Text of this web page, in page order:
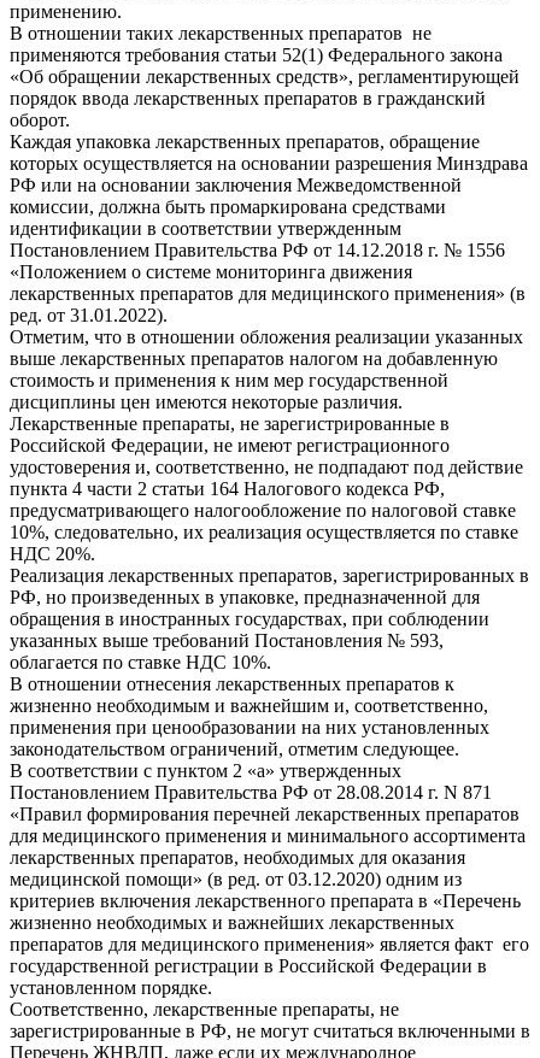
применению.
В отношении таких лекарственных препаратов не
применяются требования статьи 52(1) Федерального закона
«Об обращении лекарственных средств», регламентирующей
порядок ввода лекарственных препаратов в гражданский
оборот.
Каждая упаковка лекарственных препаратов, обращение
которых осуществляется на основании разрешения Минздрава
РФ или на основании заключения Межведомственной
комиссии, должна быть промаркирована средствами
идентификации в соответствии утвержденным
Постановлением Правительства РФ от 14.12.2018 г. № 1556
«Положением о системе мониторинга движения
лекарственных препаратов для медицинского применения» (в
ред. от 31.01.2022).
Отметим, что в отношении обложения реализации указанных
выше лекарственных препаратов налогом на добавленную
стоимость и применения к ним мер государственной
дисциплины цен имеются некоторые различия.
Лекарственные препараты, не зарегистрированные в
Российской Федерации, не имеют регистрационного
удостоверения и, соответственно, не подпадают под действие
пункта 4 части 2 статьи 164 Налогового кодекса РФ,
предусматривающего налогообложение по налоговой ставке
10%, следовательно, их реализация осуществляется по ставке
НДС 20%.
Реализация лекарственных препаратов, зарегистрированных в
РФ, но произведенных в упаковке, предназначенной для
обращения в иностранных государствах, при соблюдении
указанных выше требований Постановления № 593,
облагается по ставке НДС 10%.
В отношении отнесения лекарственных препаратов к
жизненно необходимым и важнейшим и, соответственно,
применения при ценообразовании на них установленных
законодательством ограничений, отметим следующее.
В соответствии с пунктом 2 «а» утвержденных
Постановлением Правительства РФ от 28.08.2014 г. N 871
«Правил формирования перечней лекарственных препаратов
для медицинского применения и минимального ассортимента
лекарственных препаратов, необходимых для оказания
медицинской помощи» (в ред. от 03.12.2020) одним из
критериев включения лекарственного препарата в «Перечень
жизненно необходимых и важнейших лекарственных
препаратов для медицинского применения» является факт его
государственной регистрации в Российской Федерации в
установленном порядке.
Соответственно, лекарственные препараты, не
зарегистрированные в РФ, не могут считаться включенными в
Перечень ЖНВЛП, даже если их международное